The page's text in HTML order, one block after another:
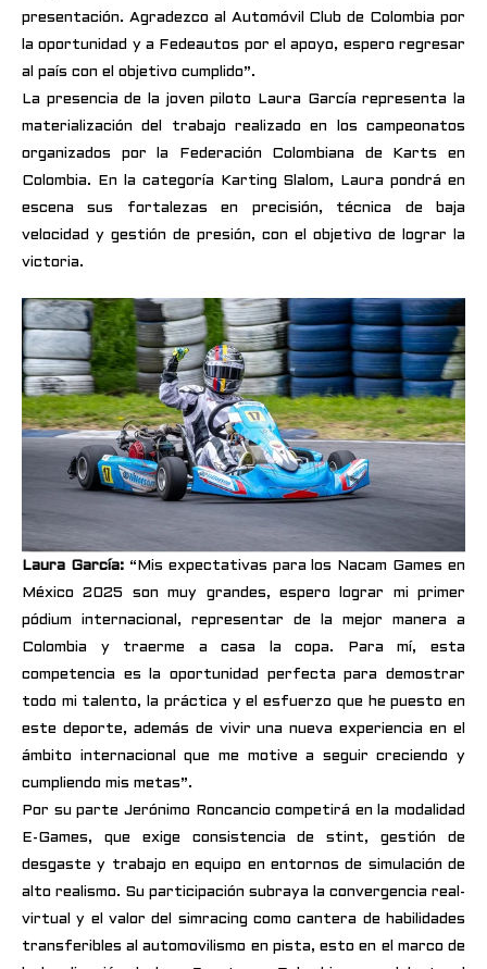
presentación. Agradezco al Automóvil Club de Colombia por
la oportunidad y a Fedeautos por el apoyo, espero regresar
al país con el objetivo cumplido”.
La presencia de la joven piloto Laura García representa la
materialización del trabajo realizado en los campeonatos
organizados por la Federación Colombiana de Karts en
Colombia. En la categoría Karting Slalom, Laura pondrá en
escena sus fortalezas en precisión, técnica de baja
velocidad y gestión de presión, con el objetivo de lograr la
victoria.
Laura García:“Mis expectativas para los Nacam Games en
México 2025 son muy grandes, espero lograr mi primer
pódium internacional, representar de la mejor manera a
Colombia y traerme a casa la copa. Para mí, esta
competencia es la oportunidad perfecta para demostrar
todo mi talento, la práctica y el esfuerzo que he puesto en
este deporte, además de vivir una nueva experiencia en el
ámbito internacional que me motive a seguir creciendo y
cumpliendo mis metas”.
Por su parte Jerónimo Roncancio competirá en la modalidad
E-Games, que exige consistencia de stint, gestión de
desgaste y trabajo en equipo en entornos de simulación de
alto realismo. Su participación subraya la convergencia real-
virtual y el valor del simracing como cantera de habilidades
transferibles al automovilismo en pista, esto en el marco de